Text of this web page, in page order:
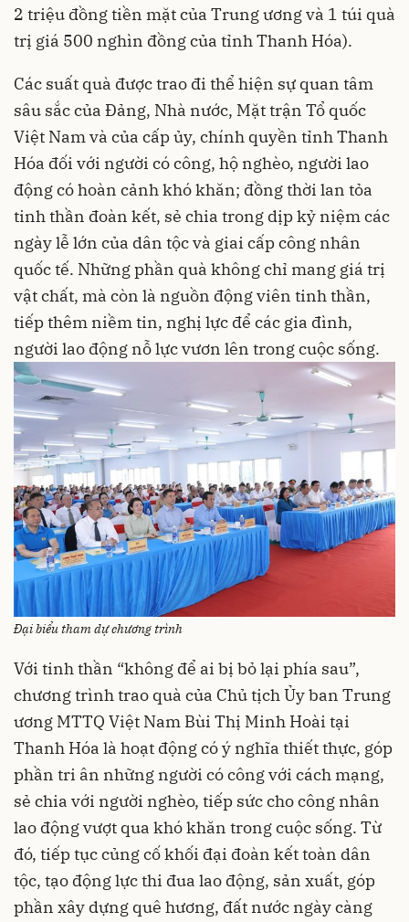
2 triệu đồng tiền mặt của Trung ương và 1 túi quà
trị giá 500 nghìn đồng của tỉnh Thanh Hóa).
Các suất quà được trao đi thể hiện sự quan tâm
sâu sắc của Đảng, Nhà nước, Mặt trận Tổ quốc
Việt Nam và của cấp ủy, chính quyền tỉnh Thanh
Hóa đối với người có công, hộ nghèo, người lao
động có hoàn cảnh khó khăn; đồng thời lan tỏa
tinh thần đoàn kết, sẻ chia trong dịp kỷ niệm các
ngày lễ lớn của dân tộc và giai cấp công nhân
quốc tế. Những phần quà không chỉ mang giá trị
vật chất, mà còn là nguồn động viên tinh thần,
tiếp thêm niềm tin, nghị lực để các gia đình,
người lao động nỗ lực vươn lên trong cuộc sống.
Đại biểu tham dự chương trình
Với tinh thần “không để ai bị bỏ lại phía sau”,
chương trình trao quà của Chủ tịch Ủy ban Trung
ương MTTQ Việt Nam Bùi Thị Minh Hoài tại
Thanh Hóa là hoạt động có ý nghĩa thiết thực, góp
phần tri ân những người có công với cách mạng,
sẻ chia với người nghèo, tiếp sức cho công nhân
lao động vượt qua khó khăn trong cuộc sống. Từ
đó, tiếp tục củng cố khối đại đoàn kết toàn dân
tộc, tạo động lực thi đua lao động, sản xuất, góp
phần xây dựng quê hương, đất nước ngày càng